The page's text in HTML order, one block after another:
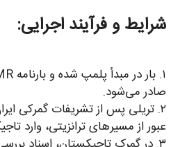
شرایط و فرآیند اجرایی:
صادر می‌شود.
۲. تریلی پس از تشریفات گمرکی
عبور از مسیرهای ترانزیتی، وارد